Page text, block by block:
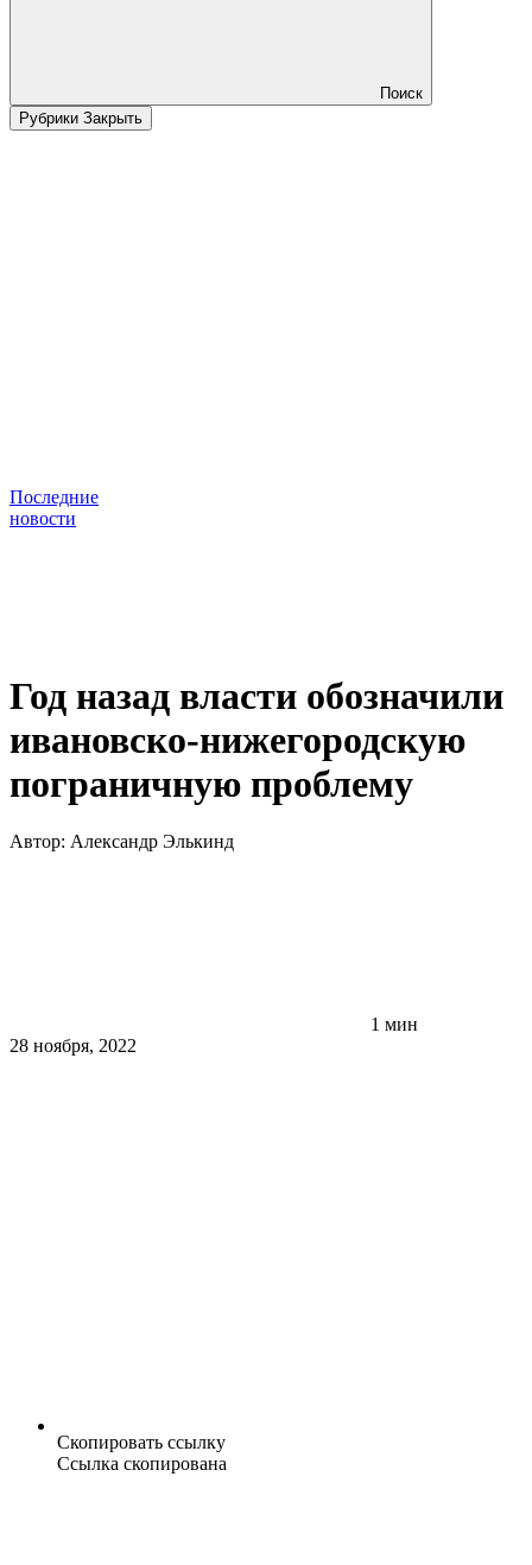
Поиск
Рубрики Закрыть
Последние
новости
Год назад власти обозначили
ивановско-нижегородскую
пограничную проблему
Автор: Александр Элькинд
1 мин
28 ноября, 2022
Скопировать ссылку
Ссылка скопирована